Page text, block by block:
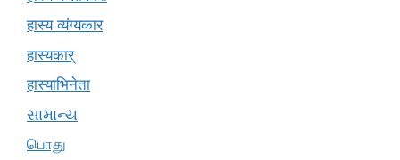
हास्य व्यंग्यकार
हास्यकार्
हास्याभिनेता
સામાન્ય
பொது